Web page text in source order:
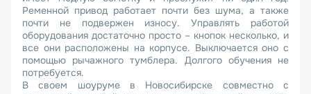
Ременной привод работает почти без шума, а также
почти не подвержен износу. Управлять работой
оборудования достаточно просто – кнопок несколько, и
все они расположены на корпусе. Выключается оно с
помощью рычажного тумблера. Долгого обучения не
потребуется.
В своем шоуруме в Новосибирске совместно с